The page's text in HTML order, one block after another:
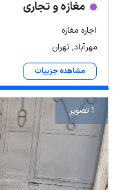
مغازه و تجاری
اجاره مغازه
مهرآباد, تهران
مشاهده جزییات
1 تصویر